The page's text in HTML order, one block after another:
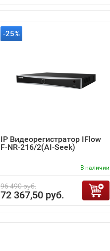
-25%
IP Видеорегистратор IFlow
F-NR-216/2(AI-Seek)
В наличии
96 490 руб.
72 367,50 руб.